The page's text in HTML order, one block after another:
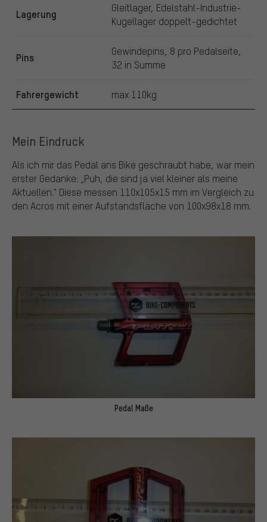
Lagerung
Gleitlager, Edelstahl-Industrie-
Kugellager doppelt-gedichtet
Pins
Gewindepins, 8 pro Pedalseite,
32 in Summe
Fahrergewicht max 110kg
Mein Eindruck
Als ich mir das Pedal ans Bike geschraubt habe, war mein
erster Gedanke: „Puh, die sind ja viel kleiner als meine
Aktuellen." Diese messen 110x105x15 mm im Vergleich zu
den Acros mit einer Aufstandsfläche von 100x98x18 mm.
Pedal Maße